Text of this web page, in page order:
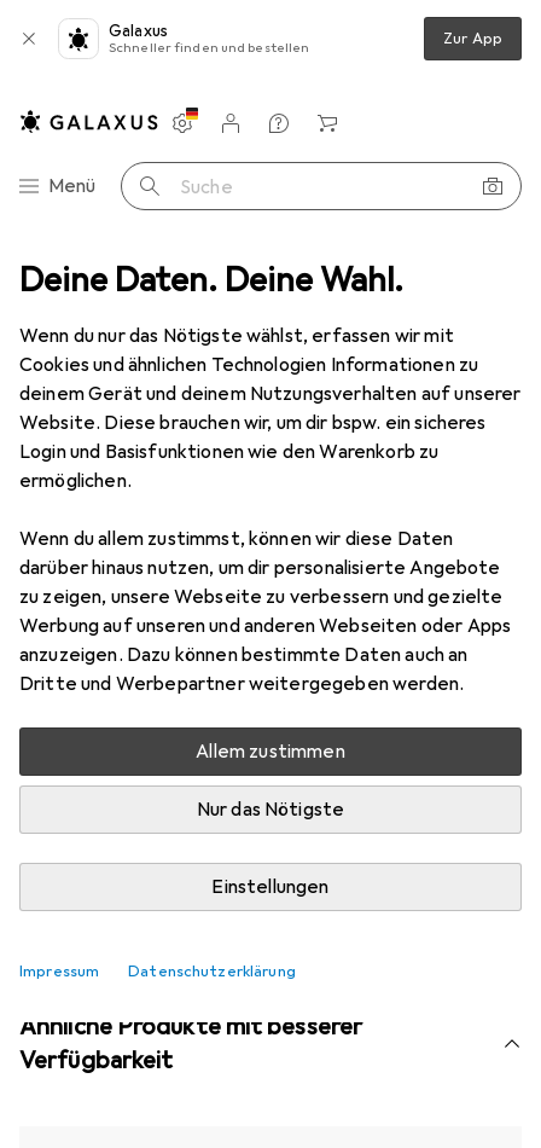
Deine Daten. Deine Wahl.
Wenn du nur das Nötigste wählst, erfassen wir mit
Cookies und ähnlichen Technologien Informationen zu
deinem Gerät und deinem Nutzungsverhalten auf unserer
Website. Diese brauchen wir, um dir bspw. ein sicheres
Login und Basisfunktionen wie den Warenkorb zu
ermöglichen.
Wenn du allem zustimmst, können wir diese Daten
darüber hinaus nutzen, um dir personalisierte Angebote
zu zeigen, unsere Webseite zu verbessern und gezielte
Werbung auf unseren und anderen Webseiten oder Apps
anzuzeigen. Dazu können bestimmte Daten auch an
Dritte und Werbepartner weitergegeben werden.
Allem zustimmen
Nur das Nötigste
Einstellungen
Impressum Datenschutzerklärung
Galaxus
Schneller finden und bestellen Zur App
Navigation nach Kategorien
Menü Suche
Einstellungen
Kundenkonto
Vergleichslisten
Merklisten
Warenkorb
Handseife Roger & Gallet Fleur De Figuier Seifencoffret
9 Bilder
Roger & GalletFleur De Figuier
Seifencoffret
Hartseife, 100 g
Bewertungen Marke
Mehr von Roger & Gallet
Aktuell nicht lieferbar
Vergleichen
Kostenloser Versand ab 30,– i
Ähnliche Produkte mit besserer
Verfügbarkeit